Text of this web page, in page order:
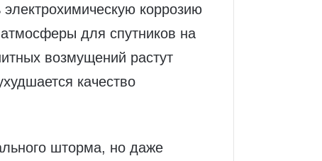
электрохимическую коррозию
для спутников на
возмущений растут
качество
шторма, но даже